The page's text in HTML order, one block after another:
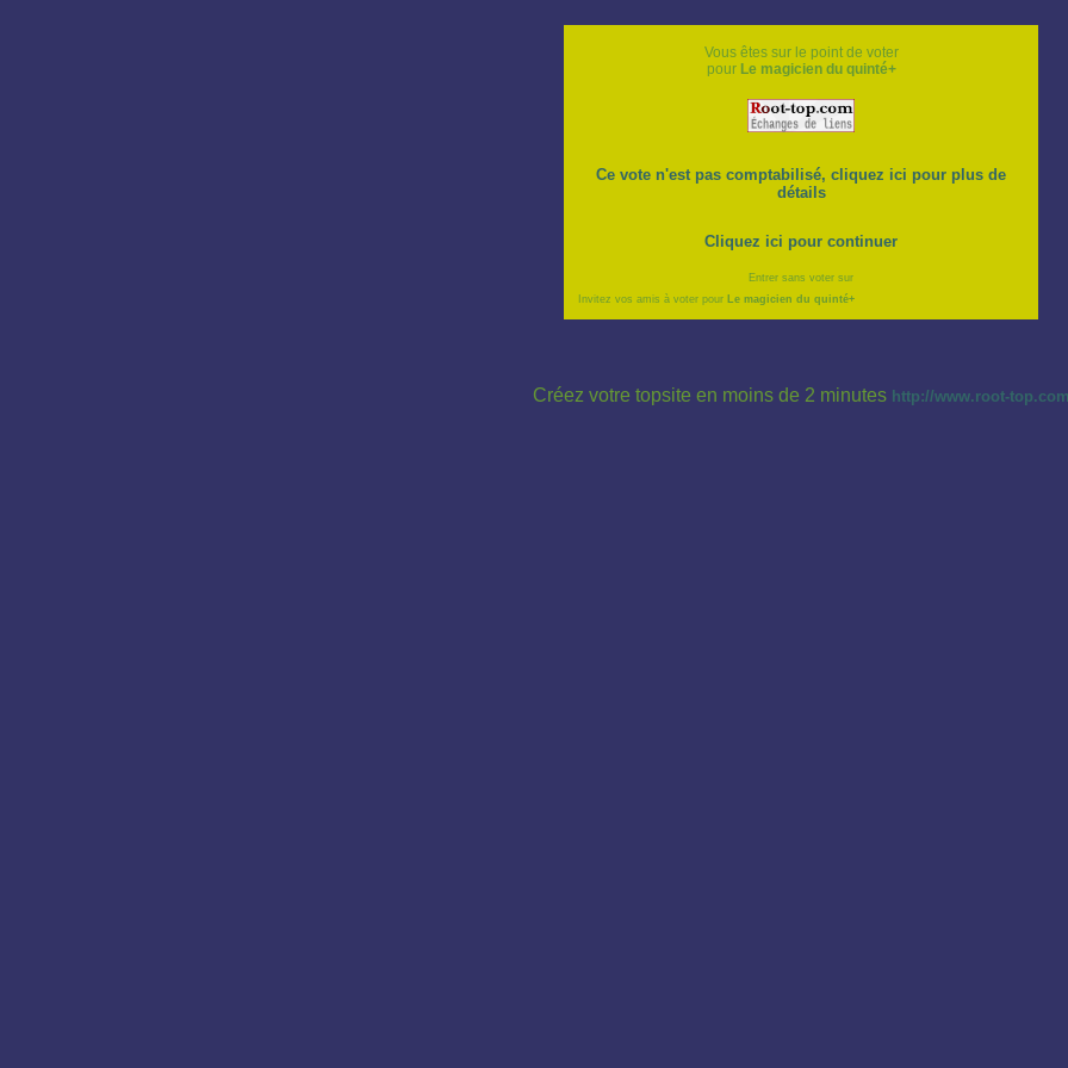
Vous êtes sur le point de voter
pour Le magicien du quinté+
Ce vote n'est pas comptabilisé, cliquez ici pour plus de
détails
Cliquez ici pour continuer
Entrer sans voter sur
Invitez vos amis à voter pour Le magicien du quinté+
Créez votre topsite en moins de 2 minutes http://www.root-